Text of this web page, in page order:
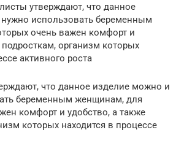
утверждают, что данное
использовать беременным
очень важен комфорт и
организм которых
активного роста
что данное изделие можно и
беременным женщинам, для
комфорт и удобство, а также
которых находится в процессе